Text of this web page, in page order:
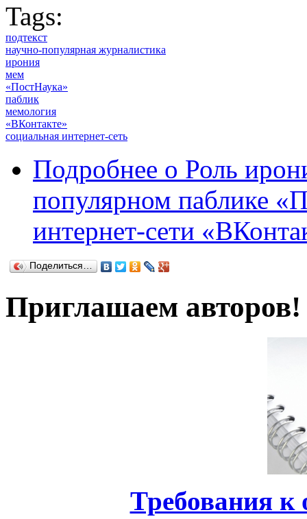
Tags:
подтекст
научно-популярная журналистика
ирония
мем
«ПостНаука»
паблик
мемология
«ВКонтакте»
социальная интернет-сеть
Подробнее о Роль
популярном паблике
интернет-сети
Поделиться…
Приглашаем авторов!
Требования к